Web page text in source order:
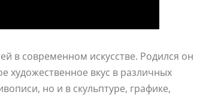
в современном искусстве. Родился он
художественное вкус в различных
но и в скульптуре, графике,